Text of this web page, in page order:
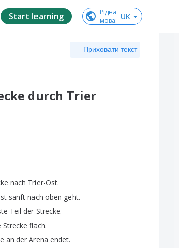
Start learning
Рідна
мова: UK
Приховати текст
durch Trier
nach Trier-Ost.
sanft nach oben geht.
Teil der Strecke.
Strecke flach.
an der Arena endet.